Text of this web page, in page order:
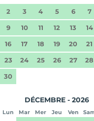
2 3 4 5 6 7
9 10 11 12 13 14
16 17 18 19 20 21
23 24 25 26 27 28
30
DÉCEMBRE - 2026
Lun Mar Mer Jeu Ven